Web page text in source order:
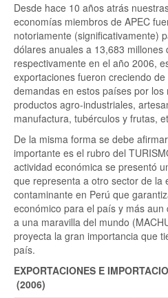
Desde hace 10 años atrás
economías miembros de APEC
notoriamente (significativamente)
dólares anuales a 13,683 millones
respectivamente en el año 2006,
exportaciones fueron creciendo
demandas en estos países por los
productos agro-industriales,
manufactura, tubérculos y frutas,
De la misma forma se debe
importante es el rubro del
actividad económica se presentó
que representa a otro sector de la
contaminante en Perú que
económico para el país y más
a una maravilla del mundo
proyecta la gran importancia que
país.
EXPORTACIONES E
(2006)